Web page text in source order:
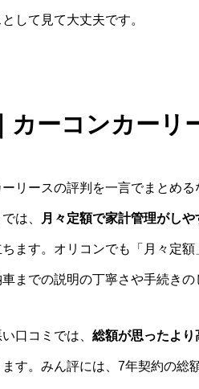
して見て大丈夫です。
カーコンカーリ
リースの評判を一言でまとめる
は、 月々定額で家計管理がしや
ちます。オリコンでも「月々定
までの説明の丁寧さや手続き
口コミでは、 総額が思ったより
す。みん評には、7年契約の総